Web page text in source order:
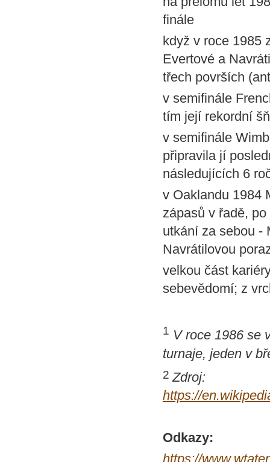
finále
když v roce 1985
Evertové a
třech površích
v semifinále
tím její rekordní
v semifinále
připravila jí
následujících 6
v Oaklandu 1984
zápasů v řadě,
utkání za sebou -
Navrátilovou
velkou část
sebevědomí; z
1 V roce 1986 se
turnaje, jeden v
2 Zdroj:
https://
Odkazy:
https://